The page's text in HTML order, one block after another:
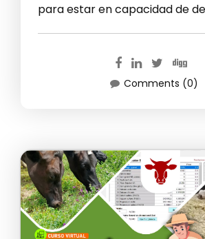
para estar en capacidad de
Comments (0)